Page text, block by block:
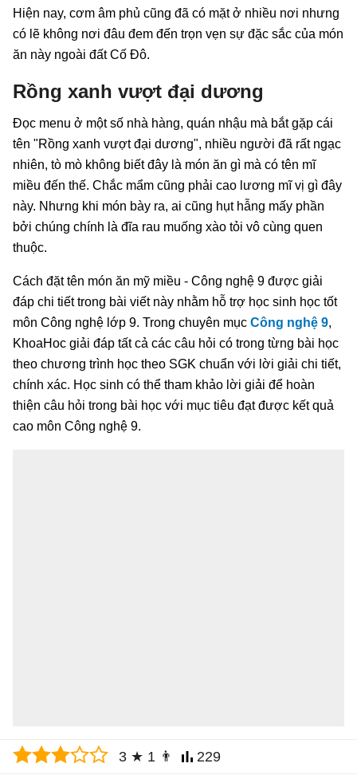
Hiện nay, cơm âm phủ cũng đã có mặt ở nhiều nơi nhưng
có lẽ không nơi đâu đem đến trọn vẹn sự đặc sắc của món
ăn này ngoài đất Cố Đô.
Rồng xanh vượt đại dương
Đọc menu ở một số nhà hàng, quán nhậu mà bắt gặp cái
tên "Rồng xanh vượt đại dương", nhiều người đã rất ngạc
nhiên, tò mò không biết đây là món ăn gì mà có tên mĩ
miều đến thế. Chắc mẩm cũng phải cao lương mĩ vị gì đây
này. Nhưng khi món bày ra, ai cũng hụt hẫng mấy phần
bởi chúng chính là đĩa rau muống xào tỏi vô cùng quen
thuộc.
Cách đặt tên món ăn mỹ miều - Công nghệ 9 được giải
đáp chi tiết trong bài viết này nhằm hỗ trợ học sinh học tốt
môn Công nghệ lớp 9. Trong chuyên mục Công nghệ 9,
KhoaHoc giải đáp tất cả các câu hỏi có trong từng bài học
theo chương trình học theo SGK chuẩn với lời giải chi tiết,
chính xác. Học sinh có thể tham khảo lời giải để hoàn
thiện câu hỏi trong bài học với mục tiêu đạt được kết quả
cao môn Công nghệ 9.
3 ★ 1 👨 229